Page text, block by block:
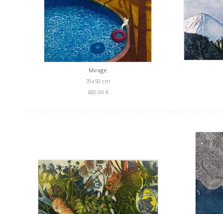
Mirage
70x50 cm
680.00 €